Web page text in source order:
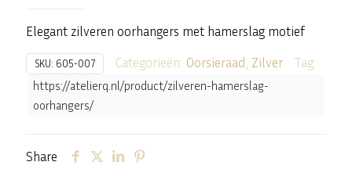
Elegant zilveren oorhangers met hamerslag motief
SKU: 605-007 Categorieën: Oorsieraad Zilver Tag:
https://atelierq.nl/product/zilveren-hamerslag-
oorhangers/
Share